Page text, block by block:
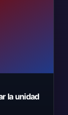
la unidad